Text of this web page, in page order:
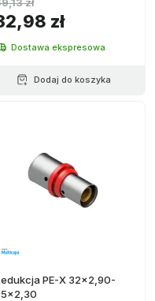
zł
Dostawa ekspresowa
Dodaj do koszyka
PE-X 32x2,90-